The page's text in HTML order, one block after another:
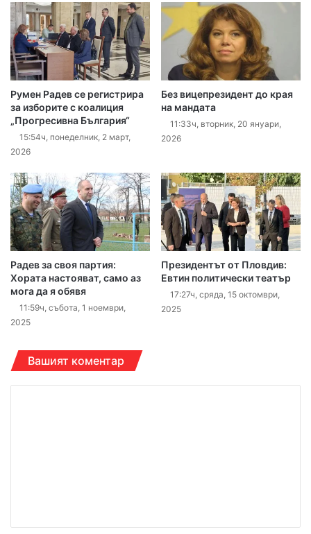
Румен Радев се регистрира
за изборите с коалиция
„Прогресивна България“
15:54ч, понеделник, 2 март,
2026
Без вицепрезидент до края
на мандата
11:33ч, вторник, 20 януари,
2026
Радев за своя партия:
Хората настояват, само аз
мога да я обявя
11:59ч, събота, 1 ноември,
2025
Президентът от Пловдив:
Евтин политически театър
17:27ч, сряда, 15 октомври,
2025
Вашият коментар